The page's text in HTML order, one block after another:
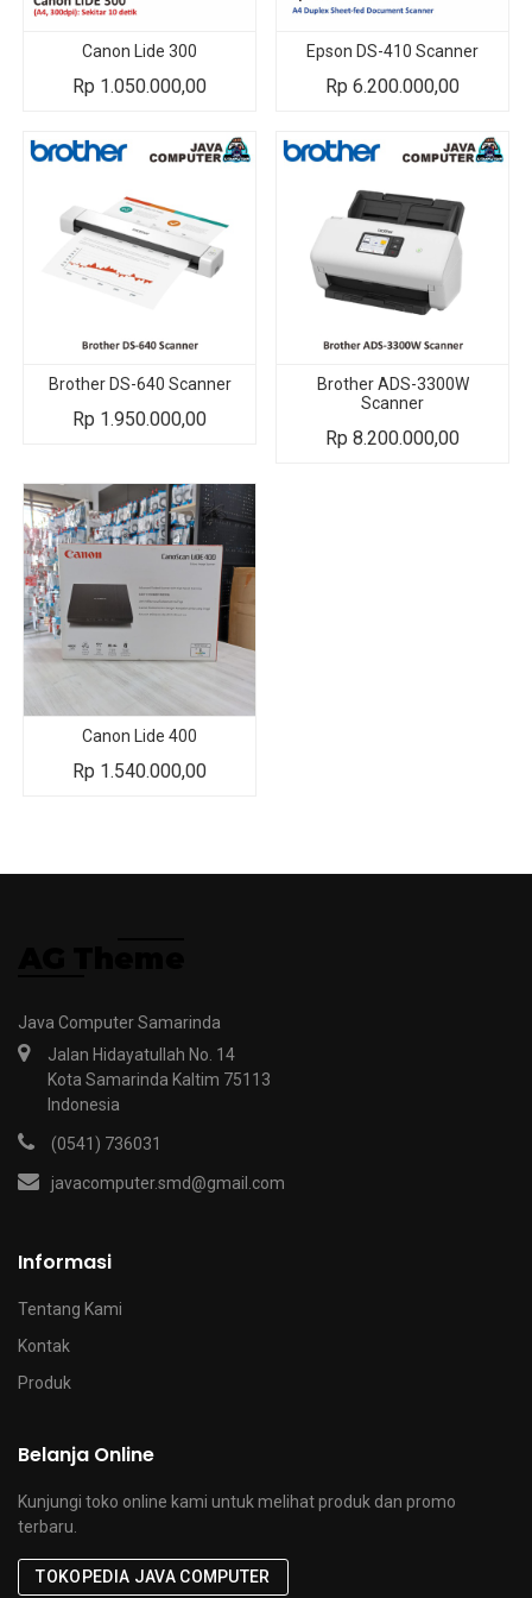
Canon Lide 300
Rp 1.050.000,00
Epson DS-410 Scanner
Rp 6.200.000,00
Brother DS-640 Scanner
Rp 1.950.000,00
Brother ADS-3300W
Scanner
Rp 8.200.000,00
Canon Lide 400
Rp 1.540.000,00
Java Computer Samarinda
Jalan Hidayatullah No. 14
Kota Samarinda Kaltim 75113
Indonesia
(0541) 736031
javacomputer.smd@gmail.com
Informasi
Tentang Kami
Kontak
Produk
Belanja Online
Kunjungi toko online kami untuk melihat produk dan promo
terbaru.
TOKOPEDIA JAVA COMPUTER